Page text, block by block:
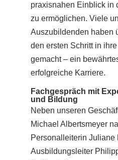
praxisnahen Einblick in
zu ermöglichen. Viele
Auszubildenden haben
den ersten Schritt in
gemacht – ein
erfolgreiche Karriere.
Fachgespräch mit
und Bildung
Neben unseren
Michael Albertsmeyer
Personalleiterin Juliane
Ausbildungsleiter